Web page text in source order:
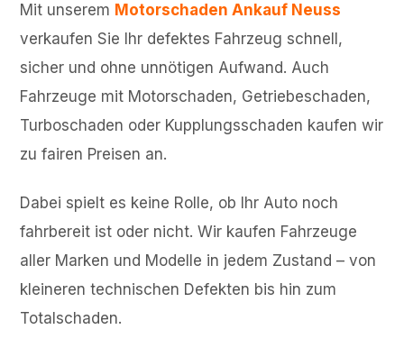
Mit unserem Motorschaden Ankauf Neuss
verkaufen Sie Ihr defektes Fahrzeug schnell,
sicher und ohne unnötigen Aufwand. Auch
Fahrzeuge mit Motorschaden, Getriebeschaden,
Turboschaden oder Kupplungsschaden kaufen wir
zu fairen Preisen an.
Dabei spielt es keine Rolle, ob Ihr Auto noch
fahrbereit ist oder nicht. Wir kaufen Fahrzeuge
aller Marken und Modelle in jedem Zustand – von
kleineren technischen Defekten bis hin zum
Totalschaden.